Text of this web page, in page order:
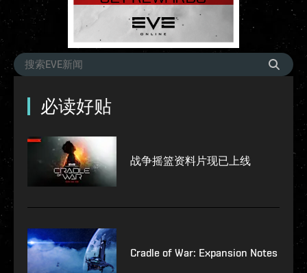
必读好贴
战争摇篮资料片现已上线
Cradle of War: Expansion Notes